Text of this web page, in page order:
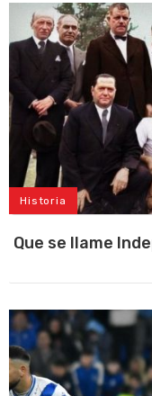
Historia
Que se llame